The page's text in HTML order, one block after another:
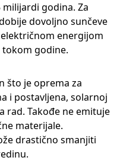
godina. Za
dovoljno sunčeve
energijom
tokom godine.
što je oprema za
i postavljena, solarnoj
rad. Takođe ne emituje
materijale.
drastično smanjiti